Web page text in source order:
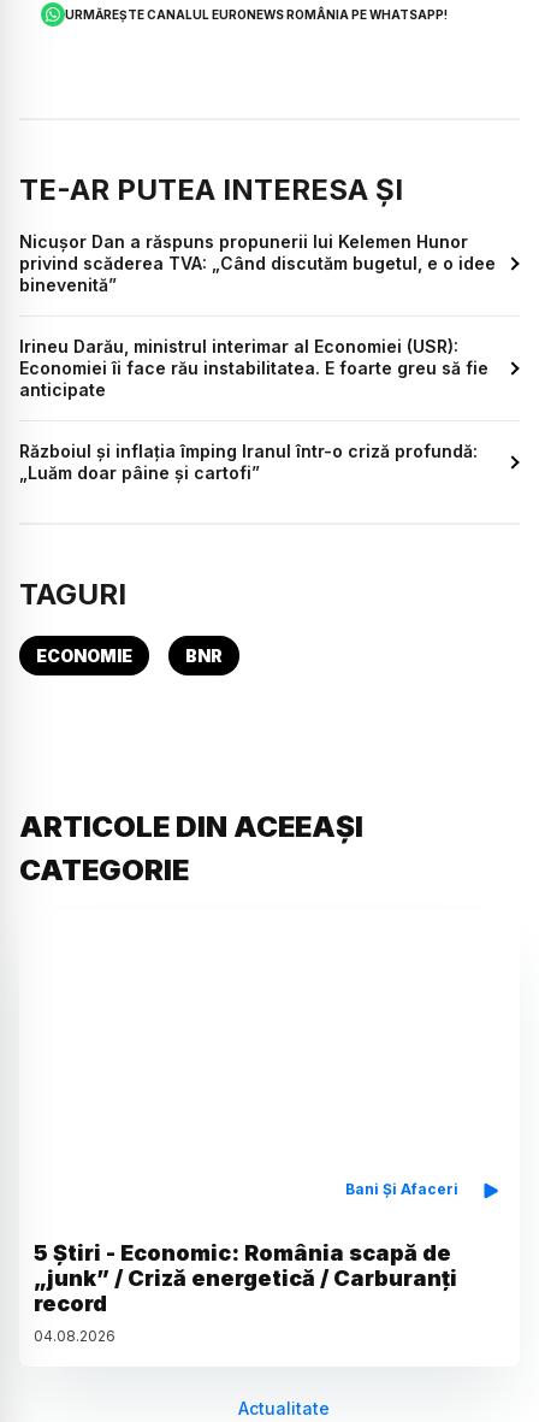
URMĂREȘTE CANALUL EURONEWS ROMÂNIA PE WHATSAPP!
TE-AR PUTEA INTERESA ȘI
Nicușor Dan a răspuns propunerii lui Kelemen Hunor
privind scăderea TVA: „Când discutăm bugetul, e o idee
binevenită”
Irineu Darău, ministrul interimar al Economiei (USR):
Economiei îi face rău instabilitatea. E foarte greu să fie
anticipate
Războiul și inflația împing Iranul într-o criză profundă:
„Luăm doar pâine și cartofi”
TAGURI
ECONOMIE BNR
ARTICOLE DIN ACEEAȘI
CATEGORIE
Bani Și Afaceri
5 Știri - Economic: România scapă de
„junk” / Criză energetică / Carburanți
record
04.08.2026
Actualitate